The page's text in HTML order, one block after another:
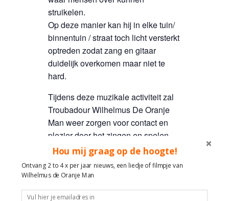
struikelen.
Op deze manier kan hij in elke tuin/
binnentuin / straat toch licht versterkt
optreden zodat zang en gitaar
duidelijk overkomen maar niet te
hard.
Tijdens deze muzikale activiteit zal
Troubadour Wilhelmus De Oranje
Man weer zorgen voor contact en
plezier door het zingen en spelen
van de vele bekende liedjes
afgestemd op het aanwezige
publiek.
Maak met liedjes contact en plezier!
Hou mij graag op de hoogte!
Ontvang 2 to 4 x per jaar nieuws, een liedje of filmpje van
Wilhelmus de Oranje Man